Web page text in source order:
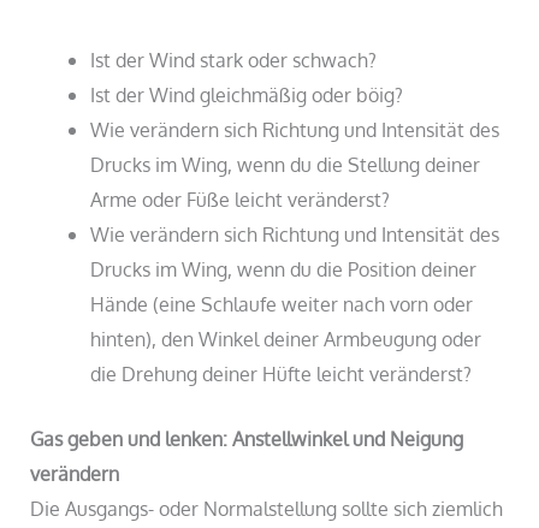
Ist der Wind stark oder schwach?
Ist der Wind gleichmäßig oder böig?
Wie verändern sich Richtung und Intensität des
Drucks im Wing, wenn du die Stellung deiner
Arme oder Füße leicht veränderst?
Wie verändern sich Richtung und Intensität des
Drucks im Wing, wenn du die Position deiner
Hände (eine Schlaufe weiter nach vorn oder
hinten), den Winkel deiner Armbeugung oder
die Drehung deiner Hüfte leicht veränderst?
Gas geben und lenken: Anstellwinkel und Neigung
verändern
Die Ausgangs- oder Normalstellung sollte sich ziemlich